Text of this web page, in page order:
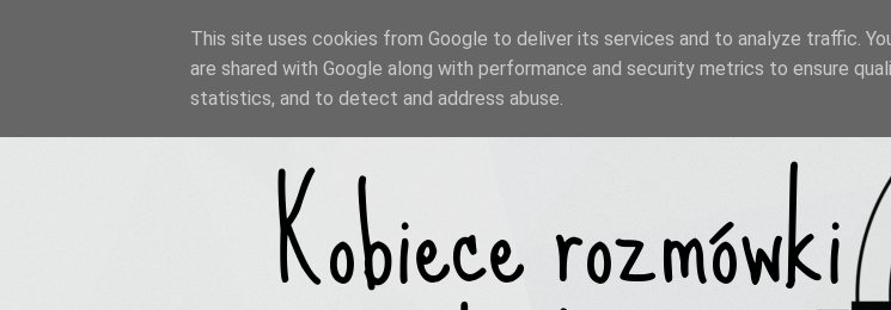
This site uses cookies from Google to deliver its services and to analyze traffic.
are shared with Google along with performance and security metrics to ensure
statistics, and to detect and address abuse.